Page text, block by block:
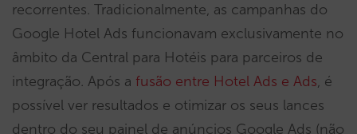
recorrentes. Tradicionalmente, as campanhas do
Google Hotel Ads funcionavam exclusivamente no
âmbito da Central para Hotéis para parceiros de
integração. Após a fusão entre Hotel Ads e Ads, é
possível ver resultados e otimizar os seus lances
dentro do seu painel de anúncios Google Ads (não